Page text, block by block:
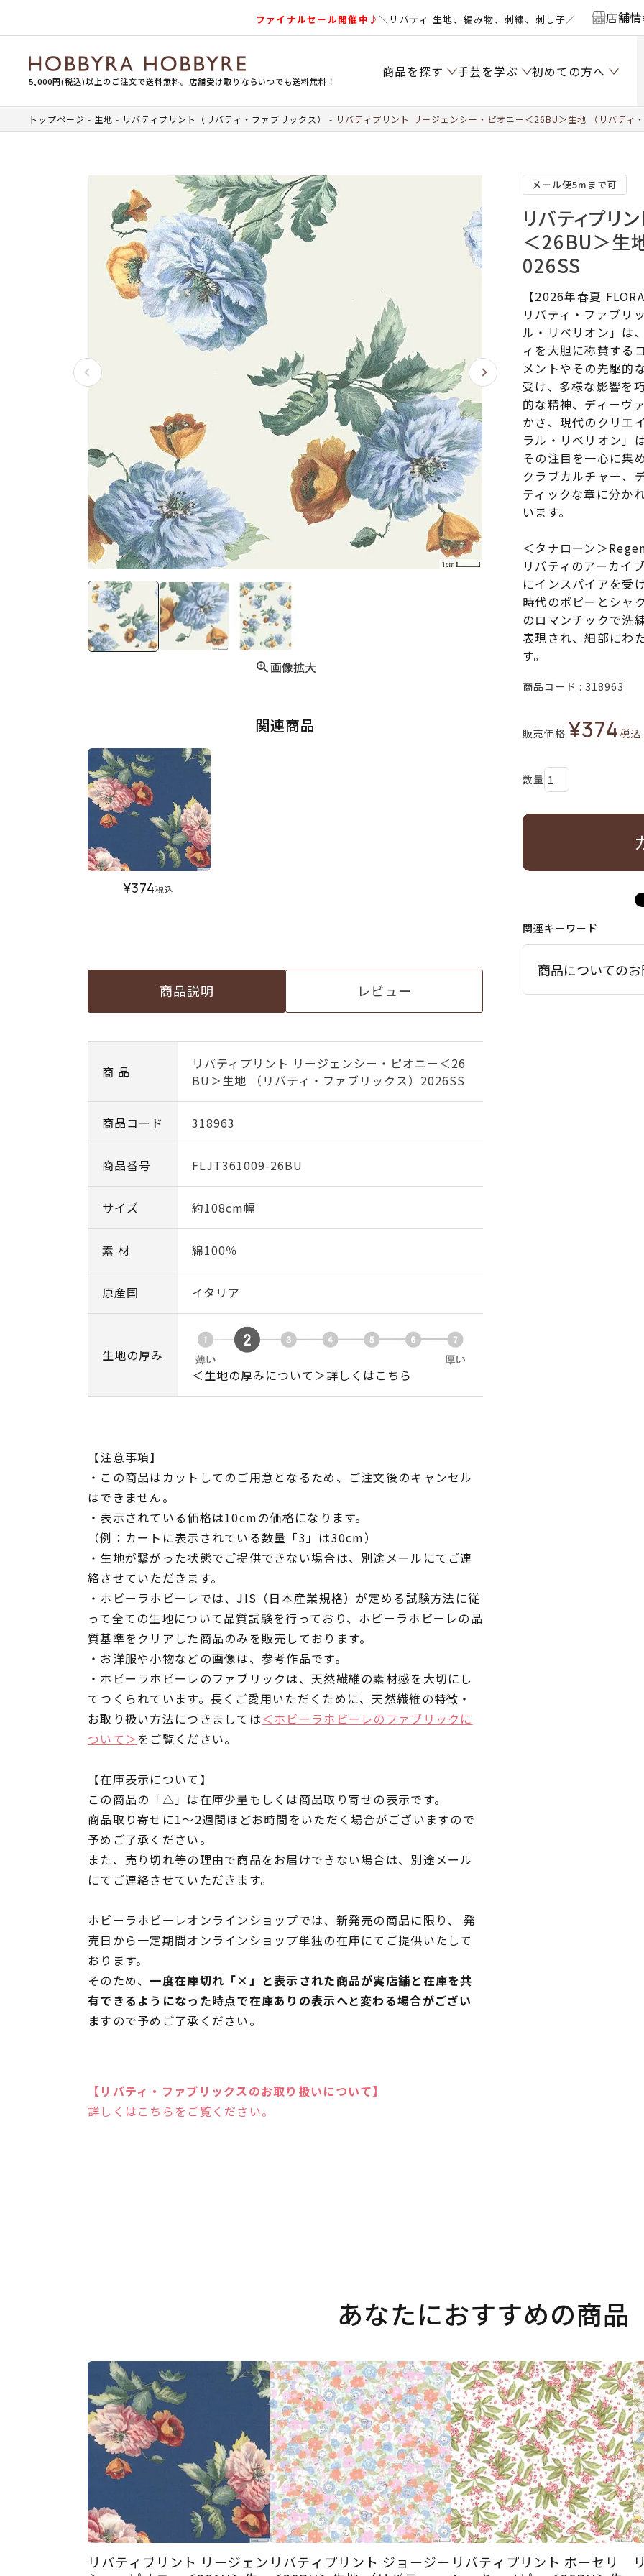
ファイナルセール開催中♪＼リバティ 生地、編み物、刺繍、刺し子／ 店舗
5,000円(税込)以上のご注文で送料無料。店舗受け取りならいつでも送料無料！
商品を探す 手芸を学ぶ 初めての方へ
トップページ 生地 リバティプリント（リバティ・ファブリックス） リバティプリント リージェンシー・ピオニー＜26BU＞生地 （リバティ
画像拡大
関連商品
¥374税込
商品説明 レビュー
商 品
リバティプリント リージェンシー・ピオニー＜26
BU＞生地 （リバティ・ファブリックス）2026SS
商品コード 318963
商品番号 FLJT361009-26BU
サイズ 約108cm幅
素 材 綿100％
原産国 イタリア
生地の厚み
＜生地の厚みについて＞詳しくはこちら
【注意事項】
・この商品はカットしてのご用意となるため、ご注文後のキャンセル
はできません。
・表示されている価格は10cmの価格になります。
（例：カートに表示されている数量「3」は30cm）
・生地が繋がった状態でご提供できない場合は、別途メールにてご連
絡させていただきます。
・ホビーラホビーレでは、JIS（日本産業規格）が定める試験方法に従
って全ての生地について品質試験を行っており、ホビーラホビーレの品
質基準をクリアした商品のみを販売しております。
・お洋服や小物などの画像は、参考作品です。
・ホビーラホビーレのファブリックは、天然繊維の素材感を大切にし
てつくられています。長くご愛用いただくために、天然繊維の特徴・
お取り扱い方法につきましては＜ホビーラホビーレのファブリックに
ついて＞をご覧ください。
【在庫表示について】
この商品の「△」は在庫少量もしくは商品取り寄せの表示です。
商品取り寄せに1～2週間ほどお時間をいただく場合がございますので
予めご了承ください。
また、売り切れ等の理由で商品をお届けできない場合は、別途メール
にてご連絡させていただきます。
ホビーラホビーレオンラインショップでは、新発売の商品に限り、 発
売日から一定期間オンラインショップ単独の在庫にてご提供いたして
おります。
そのため、 一度在庫切れ「×」と表示された商品が実店舗と在庫を共
有できるようになった時点で在庫ありの表示へと変わる場合がござい
ますので予めご了承ください。
【リバティ・ファブリックスのお取り扱いについて】
詳しくはこちらをご覧ください。
メール便5mまで可
リバティプリ
＜26BU＞生地
026SS
【2026年春夏
リバティ・ファブリ
ル・リベリオン」は
ィを大胆に称賛する
メントやその先駆的
受け、多様な影響を
的な精神、ディーヴ
かさ、現代のクリエ
ラル・リベリオン」
その注目を一心に集
クラブカルチャー、
ティックな章に分か
います。
＜タナローン＞
リバティのアーカイ
にインスパイアを受
時代のポピーとシャ
のロマンチックで洗
表現され、細部にわ
す。
商品コード 318963
販売価格 ¥374税込
関連キーワード
商品についての
あなたにおすすめの商品
リバティプリント リージェン リバティプリント ジョージー リバティプリント ポーセリ